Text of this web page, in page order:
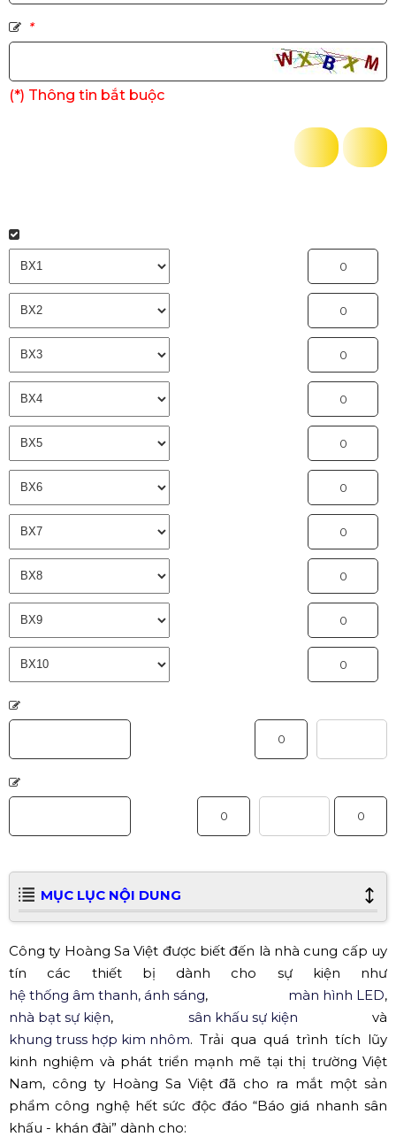
*
(*) Thông tin bắt buộc
MỤC LỤC NỘI DUNG
Công ty Hoàng Sa Việt được biết đến là nhà cung cấp uy
tín các thiết bị dành cho sự kiện như
hệ thống âm thanh, ánh sáng, màn hình LED,
nhà bạt sự kiện, sân khấu sự kiện và
khung truss hợp kim nhôm. Trải qua quá trình tích lũy
kinh nghiệm và phát triển mạnh mẽ tại thị trường Việt
Nam, công ty Hoàng Sa Việt đã cho ra mắt một sản
phẩm công nghệ hết sức độc đáo “Báo giá nhanh sân
khấu - khán đài” dành cho: